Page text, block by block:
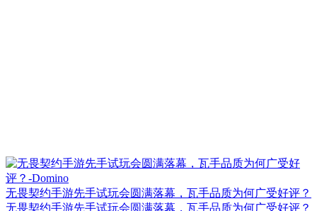
无畏契约手游先手试玩会圆满落幕，瓦手品质为何广受好评？
无畏契约手游先手试玩会圆满落幕，瓦手品质为何广受好评？